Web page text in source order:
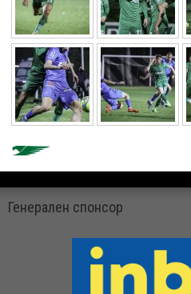
Генерален спонсор